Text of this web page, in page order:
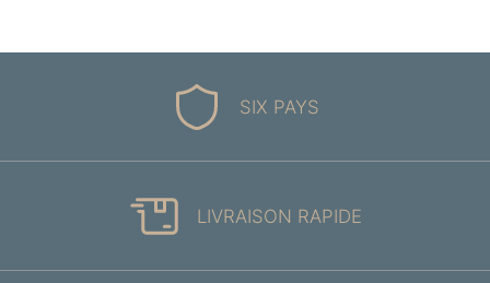
SIX PAYS
LIVRAISON RAPIDE